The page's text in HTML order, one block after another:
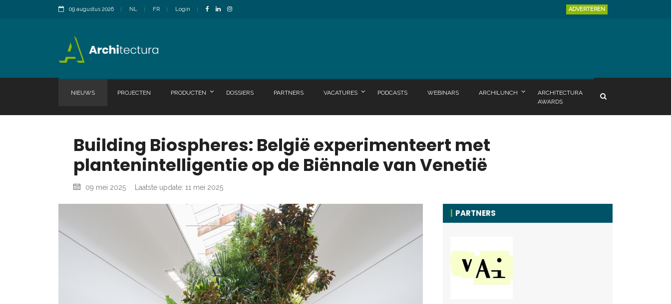
09 augustus 2026 NL FR Login ADVERTEREN
NIEUWS PROJECTEN PRODUCTEN DOSSIERS PARTNERS VACATURES PODCASTS WEBINARS ARCHILUNCH
ARCHITECTURA
AWARDS
Building Biospheres: België experimenteert met
plantenintelligentie op de Biënnale van Venetië
09 mei 2025 Laatste update: 11 mei 2025
PARTNERS